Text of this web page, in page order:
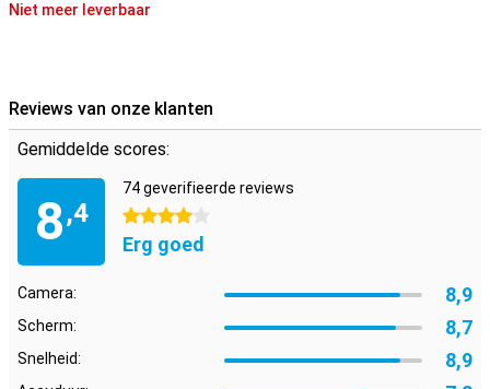
Niet meer leverbaar
Reviews van onze klanten
Gemiddelde scores:
8,4
74 geverifieerde reviews
4 sterren
Erg goed
Camera: 8,9
Scherm: 8,7
Snelheid: 8,9